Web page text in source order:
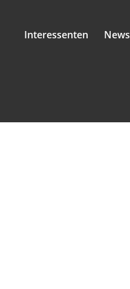
Interessenten News